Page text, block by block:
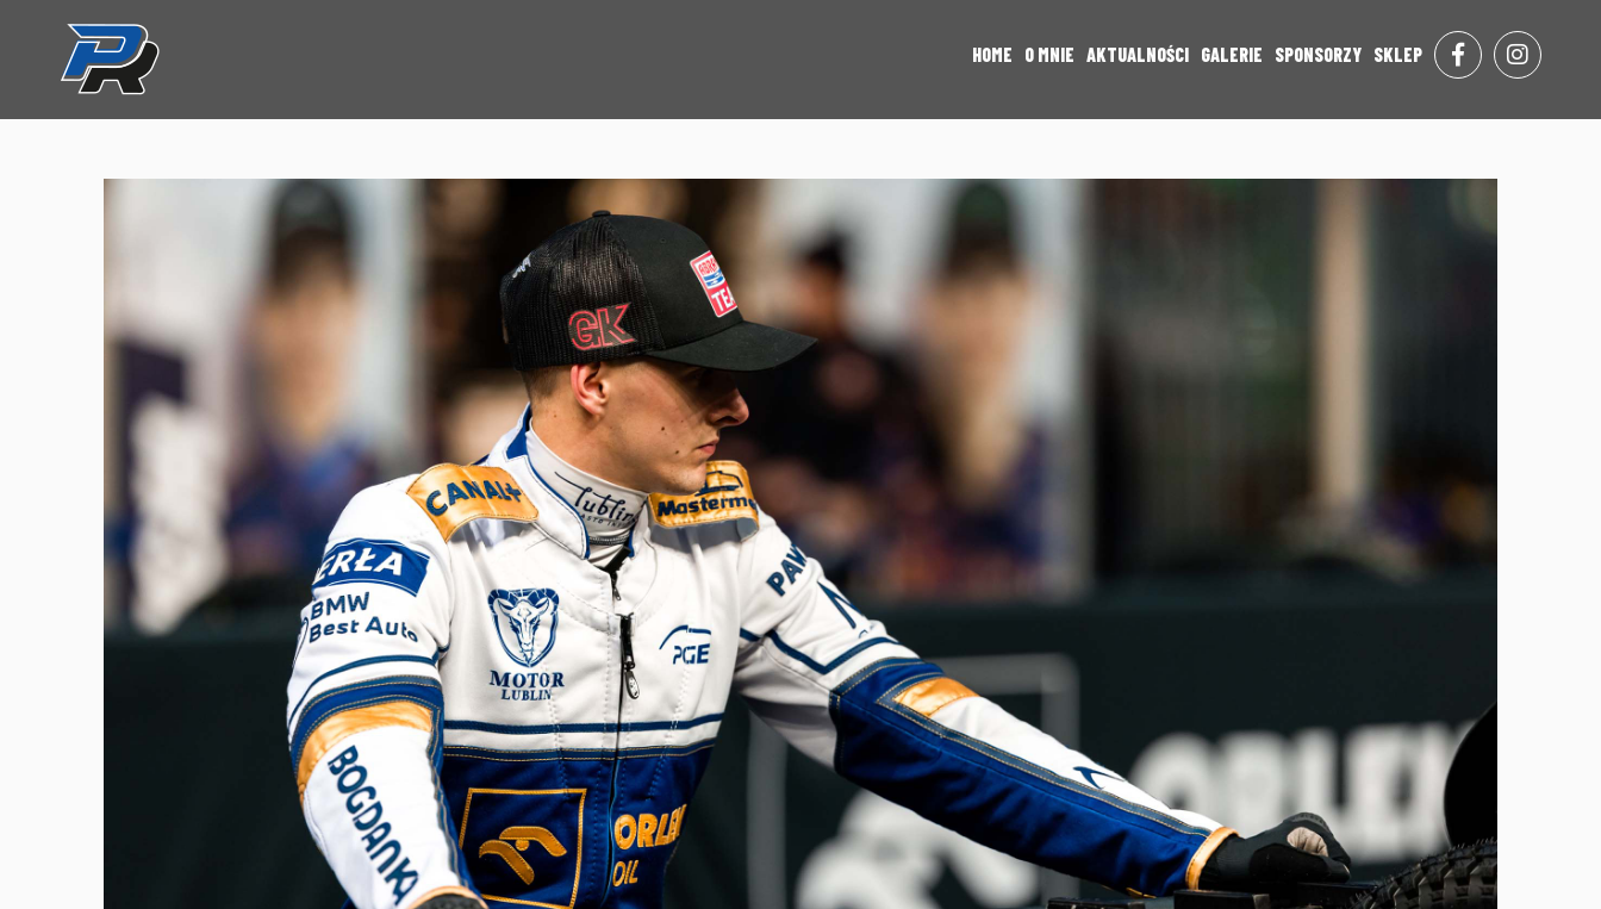
HOME O MNIE AKTUALNOŚCI GALERIE SPONSORZY SKLEP